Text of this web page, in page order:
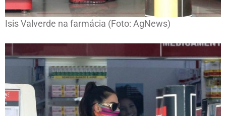
Isis Valverde na farmácia (Foto: AgNews)